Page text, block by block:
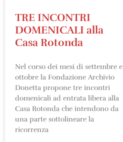
TRE INCONTRI
DOMENICALI alla
Casa Rotonda
Nel corso dei mesi di settembre e
ottobre la Fondazione Archivio
Donetta propone tre incontri
domenicali ad entrata libera alla
Casa Rotonda che intendono da
una parte sottolineare la
ricorrenza